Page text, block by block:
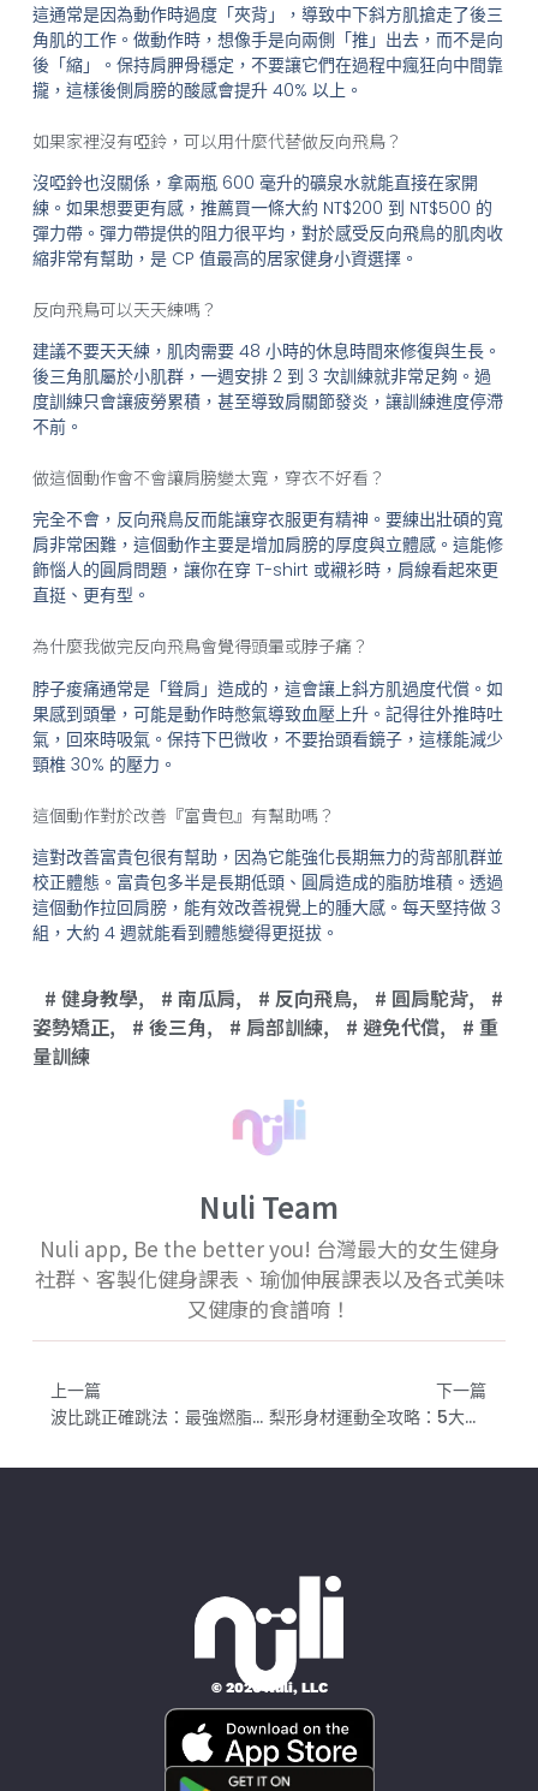
這通常是因為動作時過度「夾背」，導致中下斜方肌搶走了後三
角肌的工作。做動作時，想像手是向兩側「推」出去，而不是向
後「縮」。保持肩胛骨穩定，不要讓它們在過程中瘋狂向中間靠
攏，這樣後側肩膀的酸感會提升 40% 以上。
如果家裡沒有啞鈴，可以用什麼代替做反向飛鳥？
沒啞鈴也沒關係，拿兩瓶 600 毫升的礦泉水就能直接在家開
練。如果想要更有感，推薦買一條大約 NT$200 到 NT$500 的
彈力帶。彈力帶提供的阻力很平均，對於感受反向飛鳥的肌肉收
縮非常有幫助，是 CP 值最高的居家健身小資選擇。
反向飛鳥可以天天練嗎？
建議不要天天練，肌肉需要 48 小時的休息時間來修復與生長。
後三角肌屬於小肌群，一週安排 2 到 3 次訓練就非常足夠。過
度訓練只會讓疲勞累積，甚至導致肩關節發炎，讓訓練進度停滯
不前。
做這個動作會不會讓肩膀變太寬，穿衣不好看？
完全不會，反向飛鳥反而能讓穿衣服更有精神。要練出壯碩的寬
肩非常困難，這個動作主要是增加肩膀的厚度與立體感。這能修
飾惱人的圓肩問題，讓你在穿 T-shirt 或襯衫時，肩線看起來更
直挺、更有型。
為什麼我做完反向飛鳥會覺得頭暈或脖子痛？
脖子痠痛通常是「聳肩」造成的，這會讓上斜方肌過度代償。如
果感到頭暈，可能是動作時憋氣導致血壓上升。記得往外推時吐
氣，回來時吸氣。保持下巴微收，不要抬頭看鏡子，這樣能減少
頸椎 30% 的壓力。
這個動作對於改善『富貴包』有幫助嗎？
這對改善富貴包很有幫助，因為它能強化長期無力的背部肌群並
校正體態。富貴包多半是長期低頭、圓肩造成的脂肪堆積。透過
這個動作拉回肩膀，能有效改善視覺上的腫大感。每天堅持做 3
組，大約 4 週就能看到體態變得更挺拔。
健身教學, 南瓜肩, 反向飛鳥, 圓肩駝背,
姿勢矯正, 後三角, 肩部訓練, 避免代償,
重
量訓練
Nuli Team
Nuli app, Be the better you! 台灣最大的女生健身
社群、客製化健身課表、瑜伽伸展課表以及各式美味
又健康的食譜唷！
上一篇
波比跳正確跳法：最強燃脂動作教學，比深蹲還燃脂！
下一篇
梨形身材運動全攻略：5大高效動作改善假胯寬，打造完美下半身比例
© 2026 Nüli, LLC